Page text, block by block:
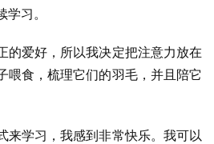
习。
的爱好，所以我决定把注意力放在
喂食，梳理它们的羽毛，并且陪它
来学习，我感到非常快乐。我可以